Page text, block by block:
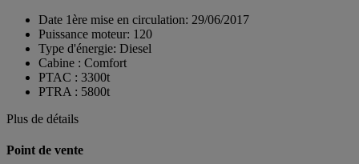
Date 1ère mise en circulation: 29/06/2017
Puissance moteur: 120
Type d'énergie: Diesel
Cabine : Comfort
PTAC : 3300t
PTRA : 5800t
Plus de détails
Point de vente